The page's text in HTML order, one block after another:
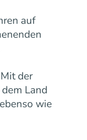
auf
der
Land
wie